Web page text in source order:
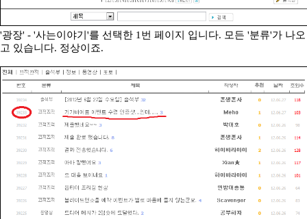
'광장' - '사는이야기'를 선택한 1번 페이지 입니다. 모든 '분류'가 나오
고 있습니다. 정상이죠.